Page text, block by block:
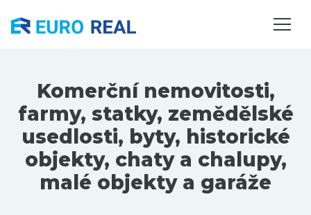
SLUŽBY
KONTAKTYKomerční nemovitosti,
farmy, statky, zemědělské
usedlosti, byty, historické
objekty, chaty a chalupy,
malé objekty a garáže